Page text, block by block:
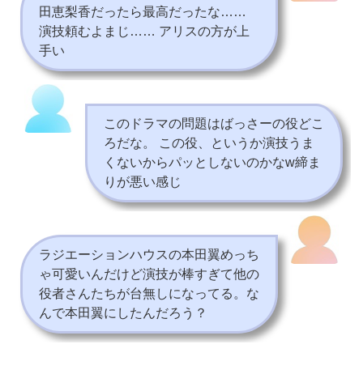
田恵梨香だったら最高だったな……
演技頼むよまじ…… アリスの方が上
手い
このドラマの問題はばっさーの役どこ
ろだな。 この役、というか演技うま
くないからパッとしないのかなw締ま
りが悪い感じ
ラジエーションハウスの本田翼めっち
ゃ可愛いんだけど演技が棒すぎて他の
役者さんたちが台無しになってる。な
んで本田翼にしたんだろう？